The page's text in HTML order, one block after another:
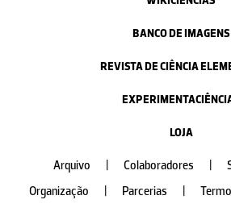
BANCO DE IMAGENS
REVISTA DE CIÊNCIA
LOJA
Arquivo Colaboradores
Organização
Parcerias